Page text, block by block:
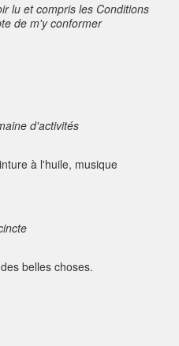
lu et compris les Conditions
de m'y conformer
d'activités
à l'huile, musique
belles choses.